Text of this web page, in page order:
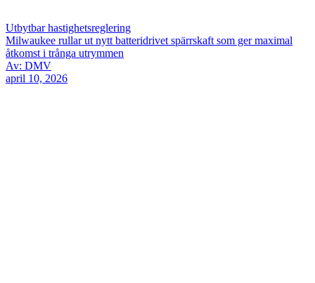
Utbytbar hastighetsreglering
Milwaukee rullar ut nytt batteridrivet spärrskaft som ger maximal
åtkomst i trånga utrymmen
Av: DMV
april 10, 2026